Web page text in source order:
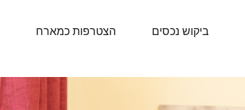
ביקוש נכסים הצטרפות כמארח